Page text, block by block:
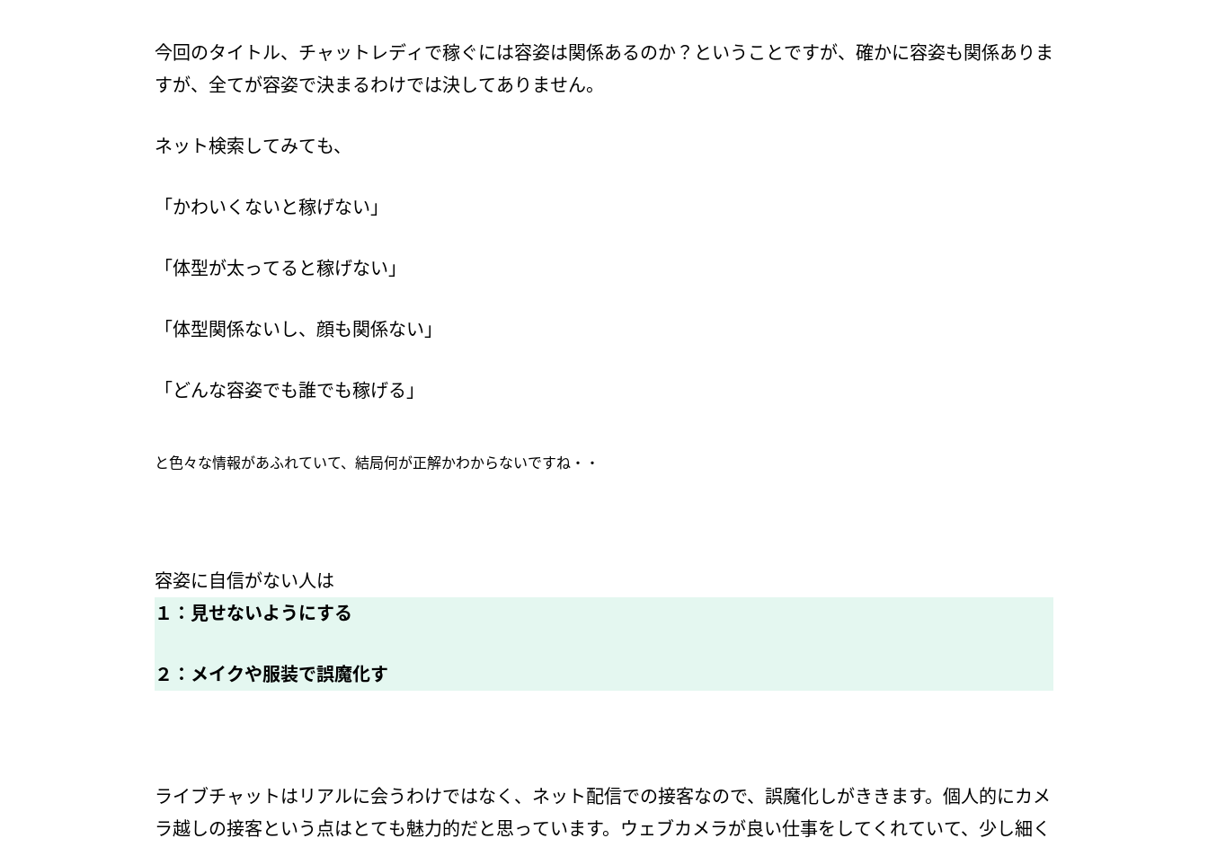
今回のタイトル、チャットレディで稼ぐには容姿は関係あるのか？ということですが、確かに容姿も関係ありま
すが、全てが容姿で決まるわけでは決してありません。
ネット検索してみても、
「かわいくないと稼げない」
「体型が太ってると稼げない」
「体型関係ないし、顔も関係ない」
「どんな容姿でも誰でも稼げる」
と色々な情報があふれていて、結局何が正解かわからないですね・・
容姿に自信がない人は
１：見せないようにする
２：メイクや服装で誤魔化す
ライブチャットはリアルに会うわけではなく、ネット配信での接客なので、誤魔化しがききます。個人的にカメ
ラ越しの接客という点はとても魅力的だと思っています。ウェブカメラが良い仕事をしてくれていて、少し細く